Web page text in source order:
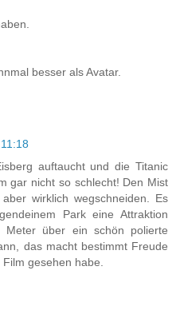
besser als Avatar.
auftaucht und die Titanic
gar nicht so schlecht! Den Mist
wirklich wegschneiden. Es
Park eine Attraktion
über ein schön polierte
das macht bestimmt Freude
gesehen habe.